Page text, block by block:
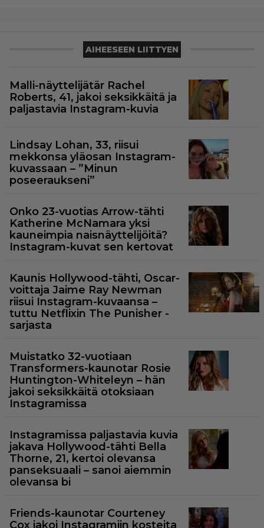
AIHEESEEN LIITTYEN
Malli-näyttelijätär Rachel
Roberts, 41, jakoi seksikkäitä ja
paljastavia Instagram-kuvia
Lindsay Lohan, 33, riisui
mekkonsa yläosan Instagram-
kuvassaan – ”Minun
poseeraukseni”
Onko 23-vuotias Arrow-tähti
Katherine McNamara yksi
kauneimpia naisnäyttelijöitä?
Instagram-kuvat sen kertovat
Kaunis Hollywood-tähti, Oscar-
voittaja Jaime Ray Newman
riisui Instagram-kuvaansa –
tuttu Netflixin The Punisher -
sarjasta
Muistatko 32-vuotiaan
Transformers-kaunotar Rosie
Huntington-Whiteleyn – hän
jakoi seksikkäitä otoksiaan
Instagramissa
Instagramissa paljastavia kuvia
jakava Hollywood-tähti Bella
Thorne, 21, kertoi olevansa
panseksuaali – sanoi aiemmin
olevansa bi
Friends-kaunotar Courteney
Cox jakoi Instagramiin kosteita